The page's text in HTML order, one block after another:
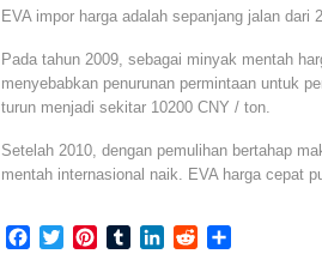
EVA impor harga adalah sepanjang jalan
Pada tahun 2009, sebagai minyak mentah
menyebabkan penurunan permintaan untuk
turun menjadi sekitar 10200 CNY / ton.
Setelah 2010, dengan pemulihan bertahap
mentah internasional naik. EVA harga cepat
Facebook
TwitterPinterestTumblrLinkedInReddit